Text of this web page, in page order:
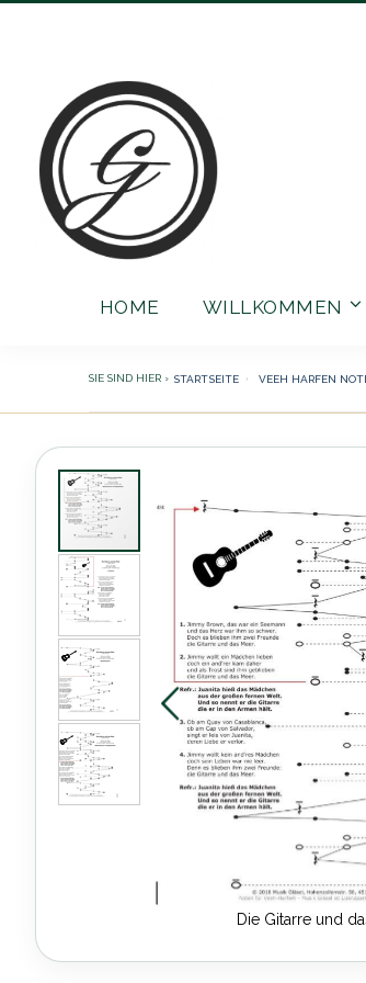
HOME WILLKOMMEN
STARTSEITE VEEH HARFEN
Zum
Ende
der
Bildergalerie
springen
Die Gitarre und